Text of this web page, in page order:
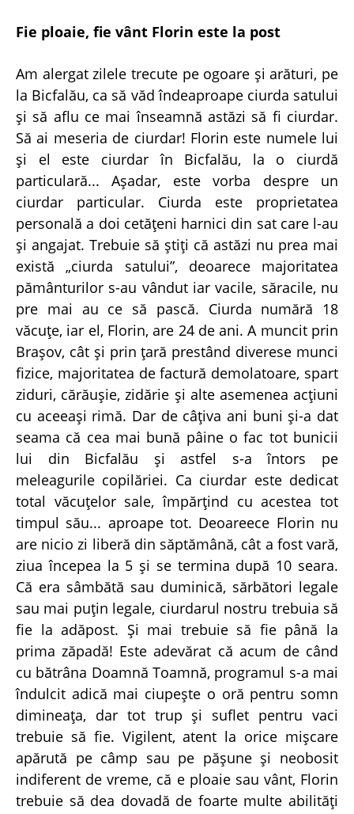
Fie ploaie, fie vânt Florin este la post
Am alergat zilele trecute pe ogoare şi arături, pe
la Bicfalău, ca să văd îndeaproape ciurda satului
şi să aflu ce mai înseamnă astăzi să fi ciurdar.
Să ai meseria de ciurdar! Florin este numele lui
şi el este ciurdar în Bicfalău, la o ciurdă
particulară... Aşadar, este vorba despre un
ciurdar particular. Ciurda este proprietatea
personală a doi cetăţeni harnici din sat care l-au
şi angajat. Trebuie să ştiţi că astăzi nu prea mai
există „ciurda satului”, deoarece majoritatea
pământurilor s-au vândut iar vacile, săracile, nu
pre mai au ce să pască. Ciurda numără 18
văcuţe, iar el, Florin, are 24 de ani. A muncit prin
Braşov, cât şi prin ţară prestând diverese munci
fizice, majoritatea de factură demolatoare, spart
ziduri, cărăuşie, zidărie şi alte asemenea acţiuni
cu aceeaşi rimă. Dar de câţiva ani buni şi-a dat
seama că cea mai bună pâine o fac tot bunicii
lui din Bicfalău şi astfel s-a întors pe
meleagurile copilăriei. Ca ciurdar este dedicat
total văcuţelor sale, împărţind cu acestea tot
timpul său... aproape tot. Deoareece Florin nu
are nicio zi liberă din săptămână, cât a fost vară,
ziua începea la 5 şi se termina după 10 seara.
Că era sâmbătă sau duminică, sărbători legale
sau mai puţin legale, ciurdarul nostru trebuia să
fie la adăpost. Şi mai trebuie să fie până la
prima zăpadă! Este adevărat că acum de când
cu bătrâna Doamnă Toamnă, programul s-a mai
îndulcit adică mai ciupeşte o oră pentru somn
dimineaţa, dar tot trup şi suflet pentru vaci
trebuie să fie. Vigilent, atent la orice mişcare
apărută pe câmp sau pe păşune şi neobosit
indiferent de vreme, că e ploaie sau vânt, Florin
trebuie să dea dovadă de foarte multe abilităţi